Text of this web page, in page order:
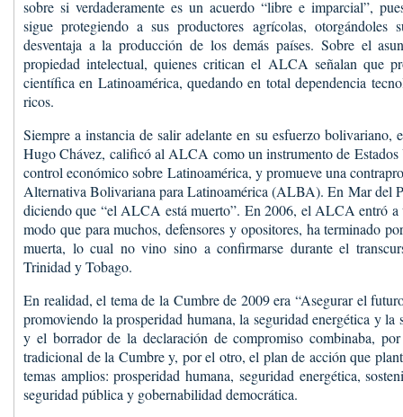
sobre si verdaderamente es un acuerdo “libre e imparcial”,
sigue protegiendo a sus productores agrícolas, otorgándoles
desventaja a la producción de los demás países. Sobre el
propiedad intelectual, quienes critican el ALCA señalan que
científica en Latinoamérica, quedando en total dependencia
ricos.
Siempre a instancia de salir adelante en su esfuerzo bolivariano,
Hugo Chávez, calificó al ALCA como un instrumento de Estados
control económico sobre Latinoamérica, y promueve una
Alternativa Bolivariana para Latinoamérica (ALBA). En Mar del
diciendo que “el ALCA está muerto”. En 2006, el ALCA entró
modo que para muchos, defensores y opositores, ha terminado
muerta, lo cual no vino sino a confirmarse durante el
Trinidad y Tobago.
En realidad, el tema de la Cumbre de 2009 era “Asegurar el
promoviendo la prosperidad humana, la seguridad energética y la
y el borrador de la declaración de compromiso combinaba,
tradicional de la Cumbre y, por el otro, el plan de acción que
temas amplios: prosperidad humana, seguridad energética,
seguridad pública y gobernabilidad democrática.